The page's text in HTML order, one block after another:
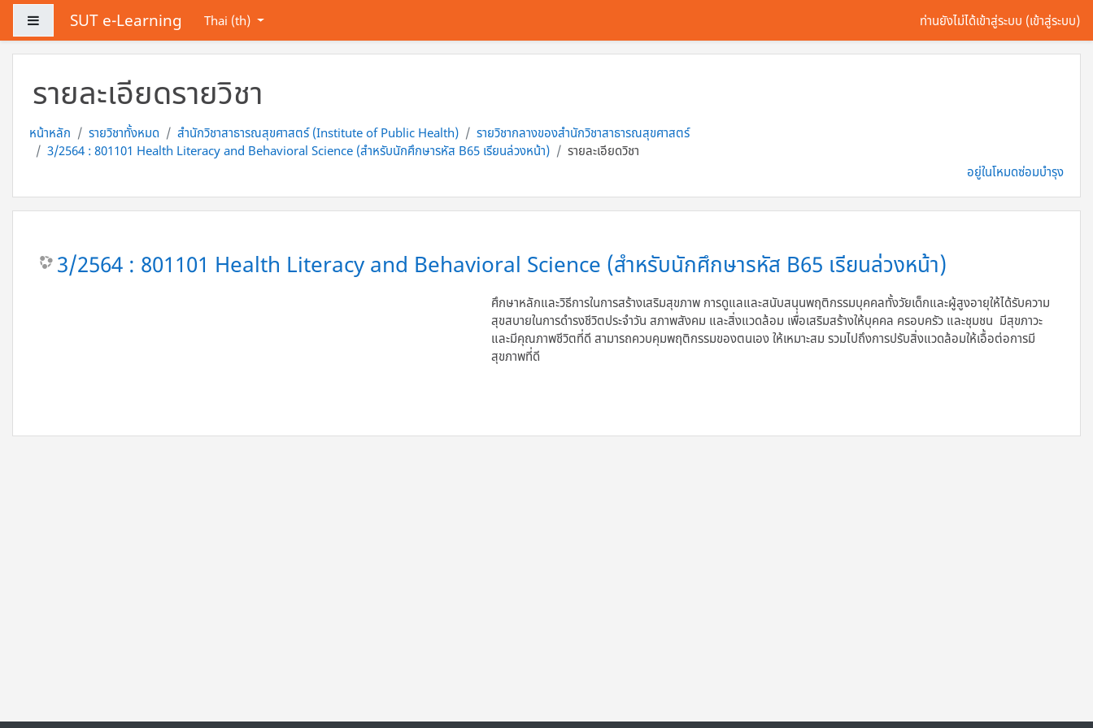
ข้ามไปที่เนื้อหาหลัก
Side panelSUT e-Learning Thai ‎(th)‎ ท่านยังไม่ได้เข้าสู่ระบบ (เข้าสู่ระบบ)
รายละเอียดรายวิชา
หน้าหลัก รายวิชาทั้งหมด สำนักวิชาสาธารณสุขศาสตร์ (Institute of Public Health)
รายวิชากลางของสำนักวิชาสาธารณสุขศาสตร์
3/2564 : 801101 Health Literacy and Behavioral Science (สำหรับนักศึกษารหัส B65 เรียนล่วงหน้า)
รายละเอียดวิชา
อยู่ในโหมดซ่อมบำรุง
3/2564 : 801101 Health Literacy and Behavioral Science (สำหรับนักศึกษารหัส B65 เรียนล่วงหน้า)
ศึกษาหลักและวิธีการในการสร้างเสริมสุขภาพ การดูแลและสนับสนุนพฤติกรรมบุคคลทั้งวัยเด็กและผู้สูงอายุให้ได้รับความ
สุขสบายในการดำรงชีวิตประจำวัน สภาพสังคม และสิ่งแวดล้อม เพื่อเสริมสร้างให้บุคคล ครอบครัว และชุมชน มีสุขภาวะ
และมีคุณภาพชีวิตที่ดี สามารถควบคุมพฤติกรรมของตนเอง ให้เหมาะสม รวมไปถึงการปรับสิ่งแวดล้อมให้เอื้อต่อการมี
สุขภาพที่ดี